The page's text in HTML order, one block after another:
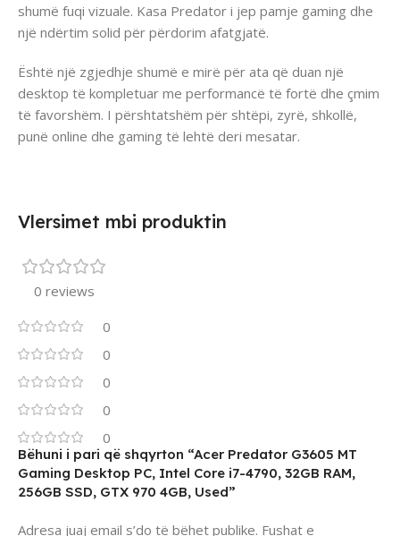
shumë fuqi vizuale. Kasa Predator i jep pamje gaming dhe
një ndërtim solid për përdorim afatgjatë.
Është një zgjedhje shumë e mirë për ata që duan një
desktop të kompletuar me performancë të fortë dhe çmim
të favorshëm. I përshtatshëm për shtëpi, zyrë, shkollë,
punë online dhe gaming të lehtë deri mesatar.
Vlersimet mbi produktin
0 reviews
0
0
0
0
0
Bëhuni i pari që shqyrton “Acer Predator G3605 MT
Gaming Desktop PC, Intel Core i7-4790, 32GB RAM,
256GB SSD, GTX 970 4GB, Used”
Adresa juaj email s’do të bëhet publike. Fushat e